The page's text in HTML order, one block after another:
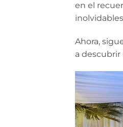
en el
Ahora,
a